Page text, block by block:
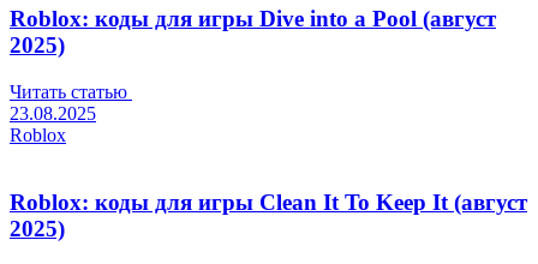
Roblox: коды для игры Dive into a Pool (август
2025)
Читать статью
23.08.2025
Roblox
Roblox: коды для игры Clean It To Keep It (август
2025)